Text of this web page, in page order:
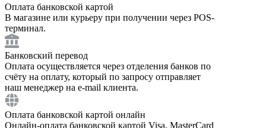
Оплата банковской картой
В магазине или курьеру при получении через POS-
терминал.
Банковский перевод
Оплата осуществляется через отделения банков по
счёту на оплату, который по запросу отправляет
наш менеджер на e-mail клиента.
Оплата банковской картой онлайн
Онлайн-оплата банковской картой Visa, MasterCard